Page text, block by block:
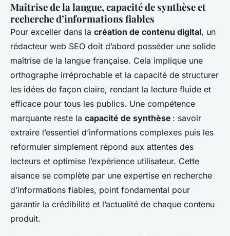
Maîtrise de la langue, capacité de synthèse et
recherche d’informations fiables
Pour exceller dans la création de contenu digital, un
rédacteur web SEO doit d’abord posséder une solide
maîtrise de la langue française. Cela implique une
orthographe irréprochable et la capacité de structurer
les idées de façon claire, rendant la lecture fluide et
efficace pour tous les publics. Une compétence
marquante reste la capacité de synthèse : savoir
extraire l’essentiel d’informations complexes puis les
reformuler simplement répond aux attentes des
lecteurs et optimise l’expérience utilisateur. Cette
aisance se complète par une expertise en recherche
d’informations fiables, point fondamental pour
garantir la crédibilité et l’actualité de chaque contenu
produit.